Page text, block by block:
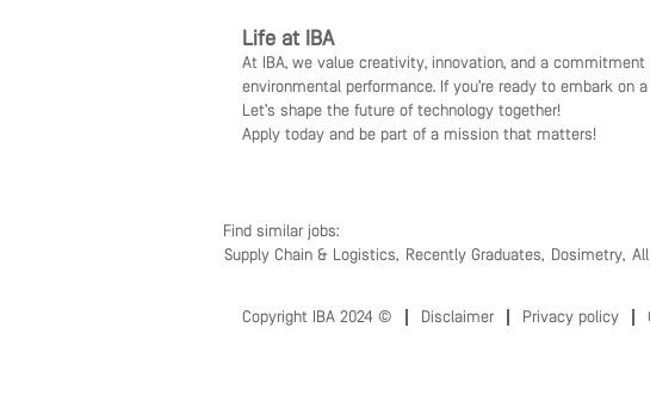
Life at IBA
At IBA, we value creativity, innovation, and a
environmental performance. If you’re ready to embark
Let’s shape the future of technology together!
Apply today and be part of a mission that matters!
Find similar jobs:
Supply Chain & Logistics, Recently Graduates, Dosimetry,
Copyright IBA 2024 © Disclaimer Privacy policy